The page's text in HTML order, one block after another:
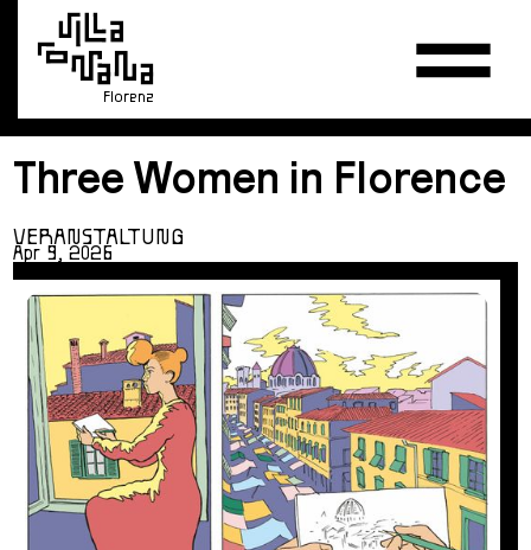
Florenz
Three Women in Florence
VERANSTALTUNG
Apr 9, 2026